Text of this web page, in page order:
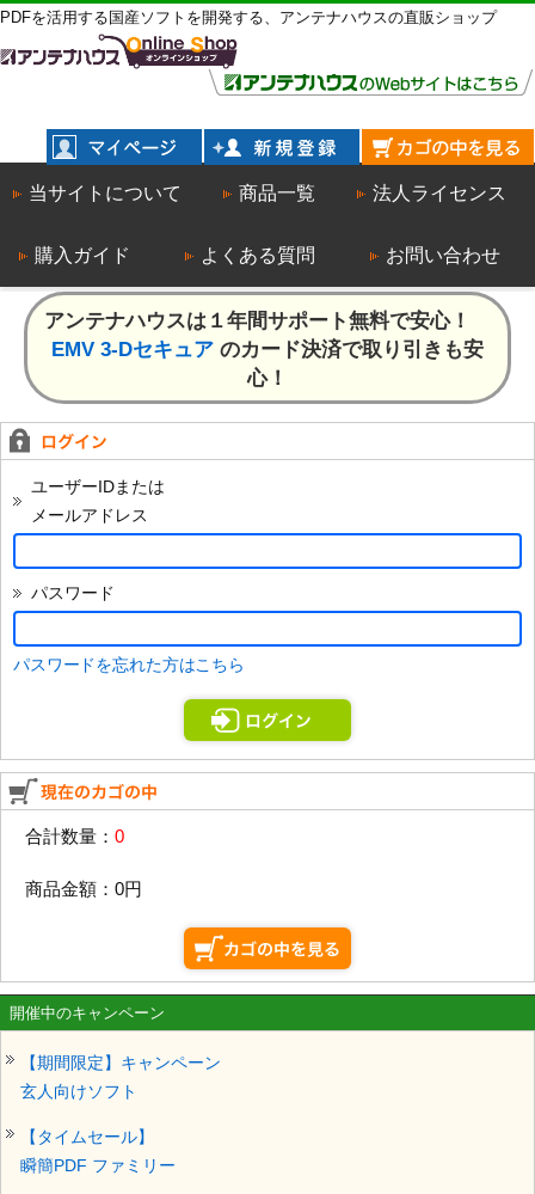
PDFを活用する国産ソフトを開発する、アンテナハウスの直販ショップ
当サイトについて 商品一覧 法人ライセンス
購入ガイド よくある質問 お問い合わせ
アンテナハウスは１年間サポート無料で安心！
EMV 3-Dセキュア のカード決済で取り引きも安
心！
ユーザーIDまたは
メールアドレス
パスワード
パスワードを忘れた方はこちら
合計数量： 0
商品金額： 0円
開催中のキャンペーン
【期間限定】キャンペーン
玄人向けソフト
【タイムセール】
瞬簡PDF ファミリー